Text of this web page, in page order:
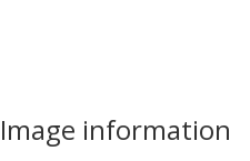
Image information